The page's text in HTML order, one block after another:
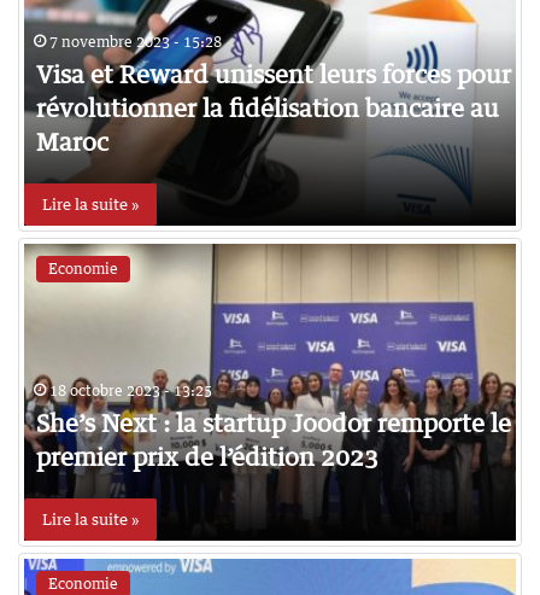
7 novembre 2023 - 15:28
Visa et Reward unissent leurs forces pour
révolutionner la fidélisation bancaire au
Maroc
Lire la suite »
Economie
18 octobre 2023 - 13:25
She’s Next : la startup Joodor remporte le
premier prix de l’édition 2023
Lire la suite »
Economie